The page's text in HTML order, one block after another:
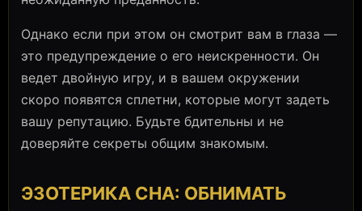
Однако если при этом он смотрит вам в глаза —
это предупреждение о его неискренности. Он
ведет двойную игру, и в вашем окружении
скоро появятся сплетни, которые могут задеть
вашу репутацию. Будьте бдительны и не
доверяйте секреты общим знакомым.
ЭЗОТЕРИКА СНА: ОБНИМАТЬ